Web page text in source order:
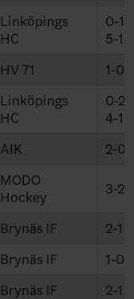
Linköpings
HC
0-1,
5-1
HV 71 1-0,
Linköpings
HC
0-2,
4-1
AIK 2-
MODO
Hockey
3-2
Brynäs IF
2-1
Brynäs IF
1-0
Brynäs IF
2-1